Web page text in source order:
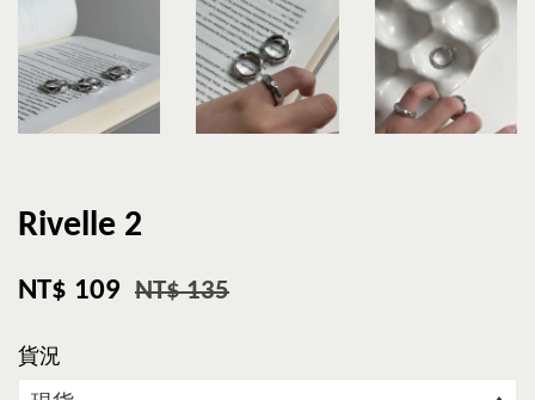
Rivelle 2
NT$ 109 NT$ 135
貨況